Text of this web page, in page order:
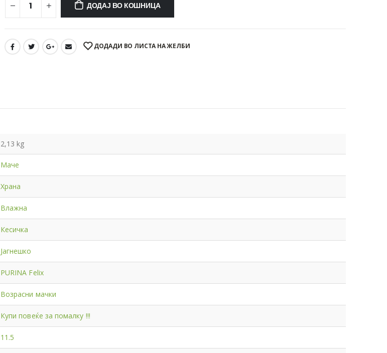
ДОДАЈ ВО КОШНИЦА
ДОДАДИ ВО ЛИСТА НА ЖЕЛБИ
2,13 kg
Маче
Храна
Влажна
Кесичка
Јагнешко
PURINA Felix
Возрасни мачки
Купи повеќе за помалку !!!
11.5